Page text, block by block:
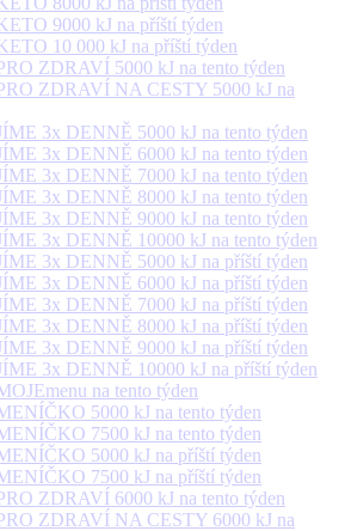
9000 kJ na příští týden
10 000 kJ na příští týden
ZDRAVÍ 5000 kJ na tento týden
ZDRAVÍ NA CESTY 5000 kJ na
3x DENNĚ 5000 kJ na tento týden
3x DENNĚ 6000 kJ na tento týden
3x DENNĚ 7000 kJ na tento týden
3x DENNĚ 8000 kJ na tento týden
3x DENNĚ 9000 kJ na tento týden
3x DENNĚ 10000 kJ na tento týden
3x DENNĚ 5000 kJ na příští týden
3x DENNĚ 6000 kJ na příští týden
3x DENNĚ 7000 kJ na příští týden
3x DENNĚ 8000 kJ na příští týden
3x DENNĚ 9000 kJ na příští týden
3x DENNĚ 10000 kJ na příští týden
na tento týden
5000 kJ na tento týden
7500 kJ na tento týden
5000 kJ na příští týden
7500 kJ na příští týden
ZDRAVÍ 6000 kJ na tento týden
ZDRAVÍ NA CESTY 6000 kJ na